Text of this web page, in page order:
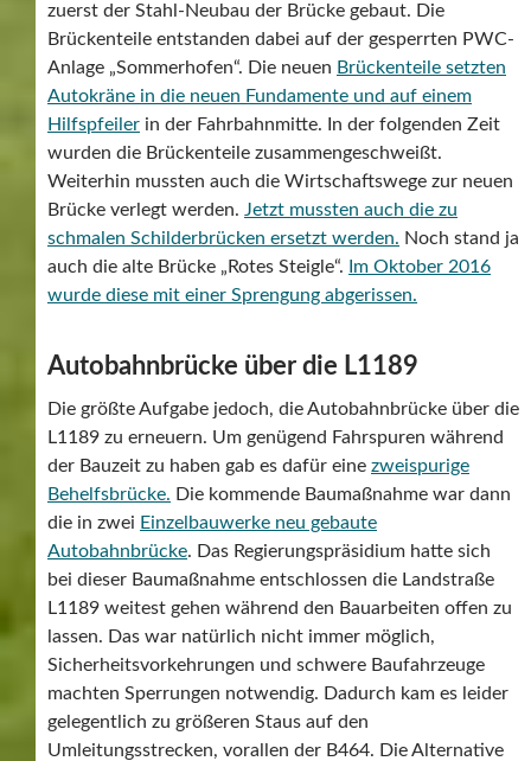
zuerst der Stahl-Neubau der Brücke gebaut. Die
Brückenteile entstanden dabei auf der gesperrten PWC-
Anlage „Sommerhofen“. Die neuen Brückenteile setzten
Autokräne in die neuen Fundamente und auf einem
Hilfspfeiler in der Fahrbahnmitte. In der folgenden Zeit
wurden die Brückenteile zusammengeschweißt.
Weiterhin mussten auch die Wirtschaftswege zur neuen
Brücke verlegt werden. Jetzt mussten auch die zu
schmalen Schilderbrücken ersetzt werden. Noch stand ja
auch die alte Brücke „Rotes Steigle“.
Im Oktober 2016
wurde diese mit einer Sprengung abgerissen.
Autobahnbrücke über die L1189
Die größte Aufgabe jedoch, die Autobahnbrücke über die
L1189 zu erneuern. Um genügend Fahrspuren während
der Bauzeit zu haben gab es dafür eine zweispurige
Behelfsbrücke. Die kommende Baumaßnahme war dann
die in zwei Einzelbauwerke neu gebaute
Autobahnbrücke. Das Regierungspräsidium hatte sich
bei dieser Baumaßnahme entschlossen die Landstraße
L1189 weitest gehen während den Bauarbeiten offen zu
lassen. Das war natürlich nicht immer möglich,
Sicherheitsvorkehrungen und schwere Baufahrzeuge
machten Sperrungen notwendig. Dadurch kam es leider
gelegentlich zu größeren Staus auf den
Umleitungsstrecken, vorallen der B464. Die Alternative